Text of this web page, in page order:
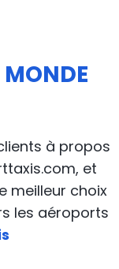
à propos
et
meilleur choix
les aéroports